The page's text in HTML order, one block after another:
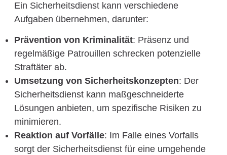
Ein Sicherheitsdienst kann verschiedene
Aufgaben übernehmen, darunter:
Prävention von Kriminalität: Präsenz und
regelmäßige Patrouillen schrecken potenzielle
Straftäter ab.
Umsetzung von Sicherheitskonzepten: Der
Sicherheitsdienst kann maßgeschneiderte
Lösungen anbieten, um spezifische Risiken zu
minimieren.
Reaktion auf Vorfälle: Im Falle eines Vorfalls
sorgt der Sicherheitsdienst für eine umgehende